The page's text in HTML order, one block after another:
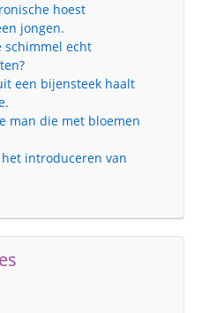
hoest
jongen.
schimmel echt
een bijensteek haalt
man die met bloemen
introduceren van
- 541 66 30
bij:
R-Hom®01-1276
KvK 1155705
disclaimer >